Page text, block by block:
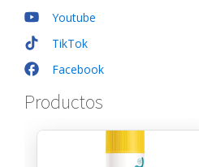
Youtube
TikTok
Facebook
Productos